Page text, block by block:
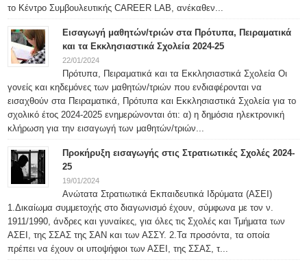
το Κέντρο Συμβουλευτικής CAREER LAB, ανέκαθεν...
Εισαγωγή μαθητών/τριών στα Πρότυπα, Πειραματικά
και τα Εκκλησιαστικά Σχολεία 2024-25
22/01/2024
Πρότυπα, Πειραματικά και τα Εκκλησιαστικά Σχολεία Οι
γονείς και κηδεμόνες των μαθητών/τριών που ενδιαφέρονται να
εισαχθούν στα Πειραματικά, Πρότυπα και Εκκλησιαστικά Σχολεία για το
σχολικό έτος 2024-2025 ενημερώνονται ότι: α) η δημόσια ηλεκτρονική
κλήρωση για την εισαγωγή των μαθητών/τριών...
Προκήρυξη εισαγωγής στις Στρατιωτικές Σχολές 2024-
25
19/01/2024
Ανώτατα Στρατιωτικά Εκπαιδευτικά Ιδρύματα (ΑΣΕΙ)
1.Δικαίωμα συμμετοχής στο διαγωνισμό έχουν, σύμφωνα με τον ν.
1911/1990, άνδρες και γυναίκες, για όλες τις Σχολές και Τμήματα των
ΑΣΕΙ, της ΣΣΑΣ της ΣΑΝ και των ΑΣΣΥ. 2.Τα προσόντα, τα οποία
πρέπει να έχουν οι υποψήφιοι των ΑΣΕΙ, της ΣΣΑΣ, τ...